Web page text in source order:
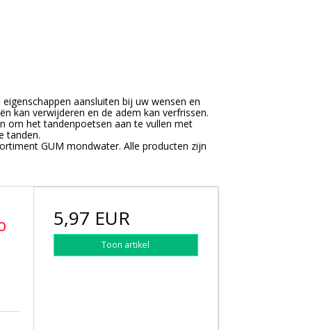
aansluiten bij uw wensen en
kan verwijderen en de adem kan verfrissen.
om het tandenpoetsen aan te vullen met
tanden.
GUM mondwater. Alle producten zijn
5,97 EUR
Toon artikel